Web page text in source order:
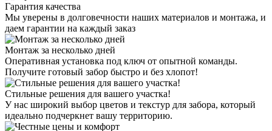
Гарантия качества
Мы уверены в долговечности наших материалов и монтажа, и
даем гарантии на каждый заказ
Монтаж за несколько дней
Оперативная установка под ключ от опытной команды.
Получите готовый забор быстро и без хлопот!
Стильные решения для вашего участка!
У нас широкий выбор цветов и текстур для забора, который
идеально подчеркнет вашу территорию.